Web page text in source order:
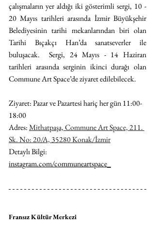
çalışmaların yer aldığı iki gösterimli sergi, 10 -
20 Mayıs tarihleri arasında İzmir Büyükşehir
Belediyesinin tarihi mekanlarından biri olan
Tarihi Bıçakçı Han’da sanatseverler ile
buluşacak.  Sergi, 24 Mayıs - 14 Haziran
tarihleri arasında serginin ikinci durağı olan
Commune Art Space’de ziyaret edilebilecek.
Ziyaret: Pazar ve Pazartesi hariç her gün 11:00-
18:00
Adres: Mithatpaşa, Commune Art Space, 211.
Sk. No: 20/A, 35280 Konak/İzmir
Detaylı Bilgi:
instagram.com/communeartspace_
Fransız Kültür Merkezi